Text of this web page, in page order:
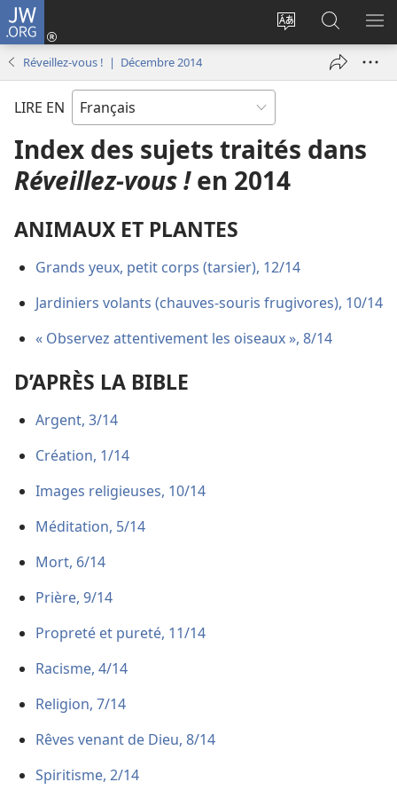
JW.ORG
Changer
langue
Se
connecter
nouvelle
sur
JW.ORG
Réveillez-vous ! | Décembre 2014
LIRE EN
Index des sujets traités dans
Réveillez-vous !en 2014
ANIMAUX ET PLANTES
Grands yeux, petit corps (tarsier), 12/14
Jardiniers volants (chauves-souris frugivores), 10/14
« Observez attentivement les oiseaux », 8/14
D’APRÈS LA BIBLE
Argent, 3/14
Création, 1/14
Images religieuses, 10/14
Méditation, 5/14
Mort, 6/14
Prière, 9/14
Propreté et pureté, 11/14
Racisme, 4/14
Religion, 7/14
Rêves venant de Dieu, 8/14
Spiritisme, 2/14